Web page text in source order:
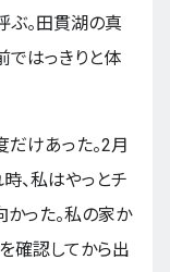
ぶ。田貫湖の真
ではっきりと体
けあった。2月
、私はやっとチ
った。私の家か
確認してから出